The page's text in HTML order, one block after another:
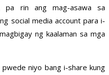
pa rin ang mag-asawa sa
social media account para i-
ng kaalaman sa mga
niyo bang i-share kung